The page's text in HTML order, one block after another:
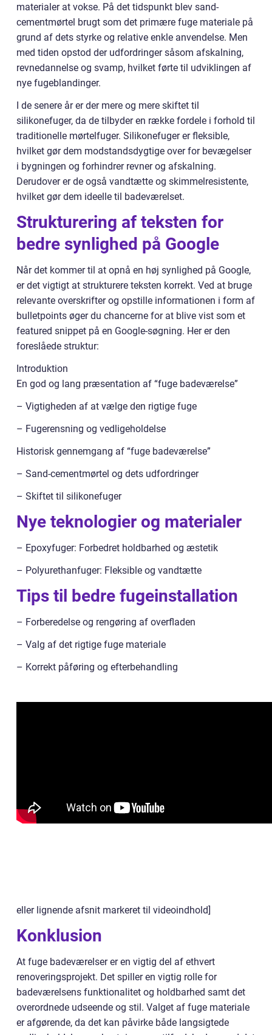
materialer at vokse. På det tidspunkt blev sand-
cementmørtel brugt som det primære fuge materiale på
grund af dets styrke og relative enkle anvendelse. Men
med tiden opstod der udfordringer såsom afskalning,
revnedannelse og svamp, hvilket førte til udviklingen af
nye fugeblandinger.
I de senere år er der mere og mere skiftet til
silikonefuger, da de tilbyder en række fordele i forhold til
traditionelle mørtelfuger. Silikonefuger er fleksible,
hvilket gør dem modstandsdygtige over for bevægelser
i bygningen og forhindrer revner og afskalning.
Derudover er de også vandtætte og skimmelresistente,
hvilket gør dem ideelle til badeværelset.
Strukturering af teksten for
bedre synlighed på Google
Når det kommer til at opnå en høj synlighed på Google,
er det vigtigt at strukturere teksten korrekt. Ved at bruge
relevante overskrifter og opstille informationen i form af
bulletpoints øger du chancerne for at blive vist som et
featured snippet på en Google-søgning. Her er den
foreslåede struktur:
Introduktion
En god og lang præsentation af “fuge badeværelse”
– Vigtigheden af at vælge den rigtige fuge
– Fugerensning og vedligeholdelse
Historisk gennemgang af “fuge badeværelse”
– Sand-cementmørtel og dets udfordringer
– Skiftet til silikonefuger
Nye teknologier og materialer
– Epoxyfuger: Forbedret holdbarhed og æstetik
– Polyurethanfuger: Fleksible og vandtætte
Tips til bedre fugeinstallation
– Forberedelse og rengøring af overfladen
– Valg af det rigtige fuge materiale
– Korrekt påføring og efterbehandling
eller lignende afsnit markeret til videoindhold]
Konklusion
At fuge badeværelser er en vigtig del af ethvert
renoveringsprojekt. Det spiller en vigtig rolle for
badeværelsens funktionalitet og holdbarhed samt det
overordnede udseende og stil. Valget af fuge materiale
er afgørende, da det kan påvirke både langsigtede